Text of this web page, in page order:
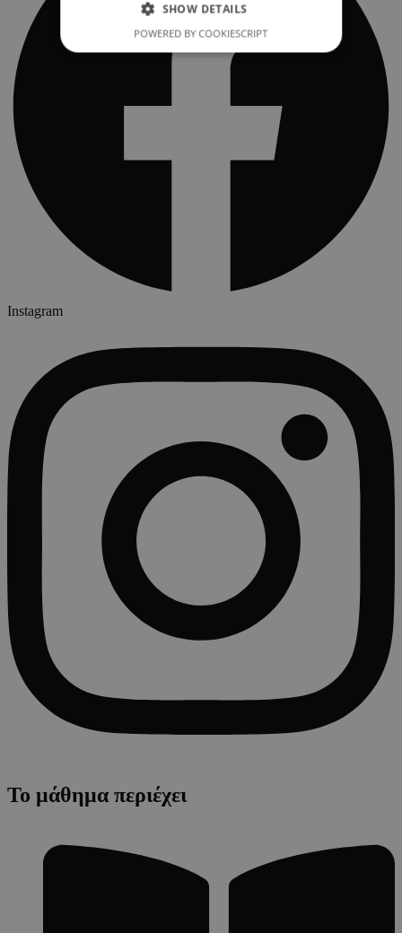
Instagram
Το μάθημα περιέχει
SHOW DETAILS
POWERED BY COOKIESCRIPT